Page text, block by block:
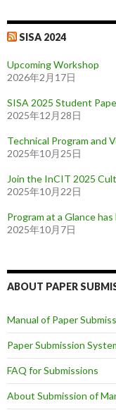
SISA 2024
Upcoming Workshop
2026年2月17日
SISA 2025 Student
2025年12月28日
Technical Program and
2025年10月25日
Join the InCIT 2025
2025年10月22日
Program at a Glance
2025年10月7日
ABOUT PAPER
Manual of Paper
Paper Submission
FAQ for Submissions
About Submission of